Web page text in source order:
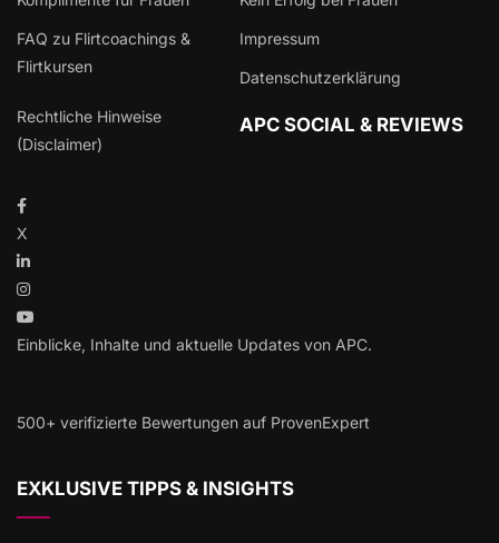
FAQ zu Flirtcoachings &
Flirtkursen
Impressum
Datenschutzerklärung
Rechtliche Hinweise
(Disclaimer)
APC SOCIAL & REVIEWS
X
Einblicke, Inhalte und aktuelle Updates von APC.
500+ verifizierte Bewertungen auf ProvenExpert
EXKLUSIVE TIPPS & INSIGHTS